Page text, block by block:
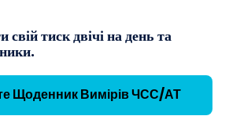
тиск двічі на день та
Щоденник Вимірів ЧСС/АТ